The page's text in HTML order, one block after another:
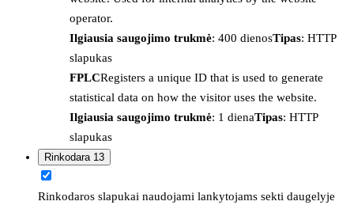
operator.
Ilgiausia saugojimo trukmė: 400 dienosTipas: HTTP
slapukas
FPLCRegisters a unique ID that is used to generate
statistical data on how the visitor uses the website.
Ilgiausia saugojimo trukmė: 1 dienaTipas: HTTP
slapukas
Rinkodara 13
Rinkodaros slapukai naudojami lankytojams sekti daugelyje